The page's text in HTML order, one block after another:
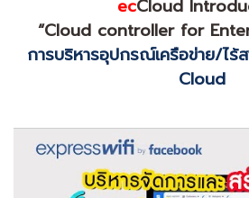
ecCloud
“Cloud controller for
การบริหารอุปกรณ์เครือข่าย/ไร้
Cloud